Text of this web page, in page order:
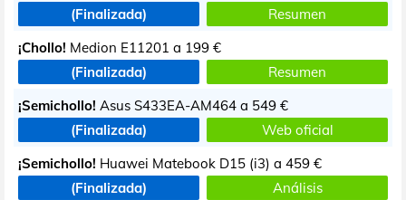
(Finalizada)
Resumen
¡Chollo! Medion E11201 a 199 €
(Finalizada)
Resumen
¡Semichollo! Asus S433EA-AM464 a 549 €
(Finalizada)
Web oficial
¡Semichollo! Huawei Matebook D15 (i3) a 459 €
(Finalizada)
Análisis